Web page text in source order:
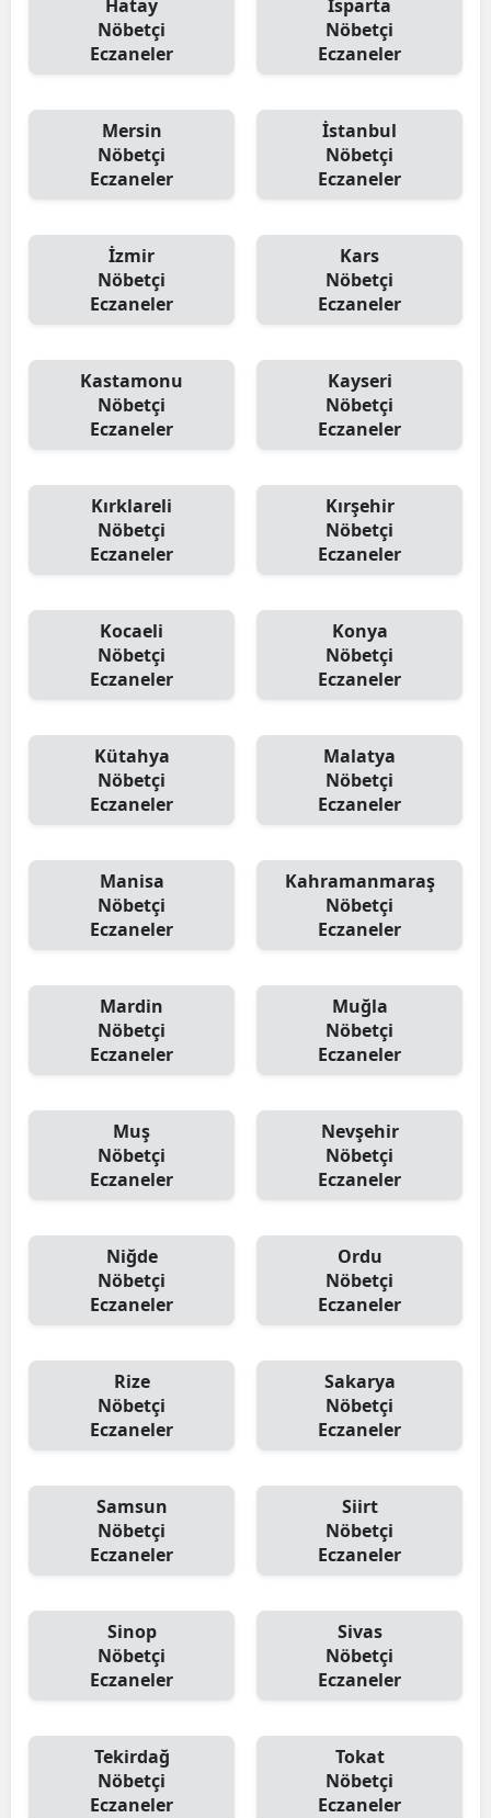
Hatay
Nöbetçi
Eczaneler
Isparta
Nöbetçi
Eczaneler
Mersin
Nöbetçi
Eczaneler
İstanbul
Nöbetçi
Eczaneler
İzmir
Nöbetçi
Eczaneler
Kars
Nöbetçi
Eczaneler
Kastamonu
Nöbetçi
Eczaneler
Kayseri
Nöbetçi
Eczaneler
Kırklareli
Nöbetçi
Eczaneler
Kırşehir
Nöbetçi
Eczaneler
Kocaeli
Nöbetçi
Eczaneler
Konya
Nöbetçi
Eczaneler
Kütahya
Nöbetçi
Eczaneler
Malatya
Nöbetçi
Eczaneler
Manisa
Nöbetçi
Eczaneler
Kahramanmaraş
Nöbetçi
Eczaneler
Mardin
Nöbetçi
Eczaneler
Muğla
Nöbetçi
Eczaneler
Muş
Nöbetçi
Eczaneler
Nevşehir
Nöbetçi
Eczaneler
Niğde
Nöbetçi
Eczaneler
Ordu
Nöbetçi
Eczaneler
Rize
Nöbetçi
Eczaneler
Sakarya
Nöbetçi
Eczaneler
Samsun
Nöbetçi
Eczaneler
Siirt
Nöbetçi
Eczaneler
Sinop
Nöbetçi
Eczaneler
Sivas
Nöbetçi
Eczaneler
Tekirdağ
Nöbetçi
Eczaneler
Tokat
Nöbetçi
Eczaneler